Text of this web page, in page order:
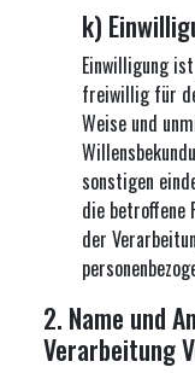
k)
Einwilligung
freiwillig für
Weise und
sonstigen
die betroffene
der
2. Name und
Verarbeitung